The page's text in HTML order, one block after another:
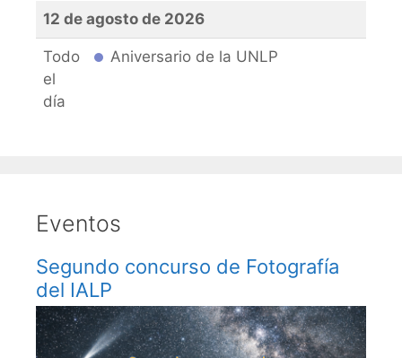
12 de agosto de 2026
Todo
el
día
Aniversario de la UNLP
Eventos
Segundo concurso de Fotografía
del IALP